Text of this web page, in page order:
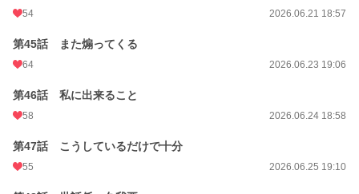
54 2026.06.21 18:57
第45話 また煽ってくる
64 2026.06.23 19:06
第46話 私に出来ること
58 2026.06.24 18:58
第47話 こうしているだけで十分
55 2026.06.25 19:10